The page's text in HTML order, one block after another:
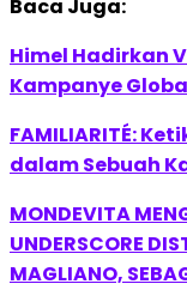
Baca Juga:
Himel Hadirkan
Kampanye
FAMILIARITÉ:
dalam Sebuah
MONDEVITA
UNDERSCORE
MAGLIANO,